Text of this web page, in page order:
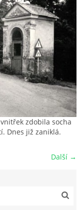
podpory
zdobila socha
Dnes již zaniklá.
Další →